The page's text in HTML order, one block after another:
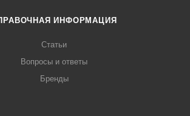
ИНФОРМАЦИЯ
Статьи
Вопросы и ответы
Бренды